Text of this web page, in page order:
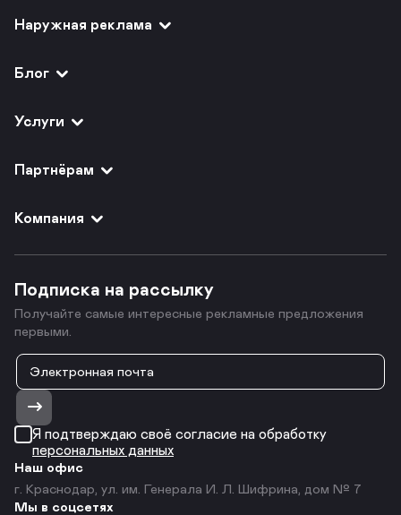
Наружная реклама
Блог
Услуги
Партнёрам
Компания
Подписка на рассылку
Получайте самые интересные рекламные предложения
первыми.
Я подтверждаю своё согласие на обработку
персональных данных
Наш офис
г. Краснодар, ул. им. Генерала И. Л. Шифрина, дом № 7
Мы в соцсетях